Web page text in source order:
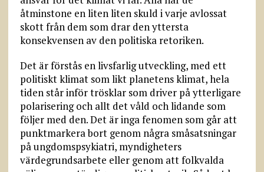
åtminstone en liten liten skuld i varje avlossat
skott från dem som drar den yttersta
konsekvensen av den politiska retoriken.
Det är förstås en livsfarlig utveckling, med ett
politiskt klimat som likt planetens klimat, hela
tiden står inför trösklar som driver på ytterligare
polarisering och allt det våld och lidande som
följer med den. Det är inga fenomen som går att
punktmarkera bort genom några småsatsningar
på ungdomspsykiatri, myndigheters
värdegrundsarbete eller genom att folkvalda